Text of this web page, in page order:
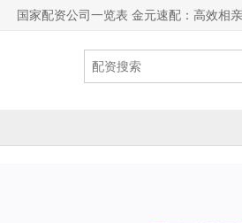
国家配资公司一览表 金元速配：高效相